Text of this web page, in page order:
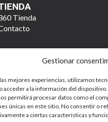
Gestionar
mejores experiencias, utilizamos
acceder a la información del
permitirá procesar datos como el
únicas en este sitio. No consentir o
a ciertas características y
Tienda
de Privacidad y Tratamiento de